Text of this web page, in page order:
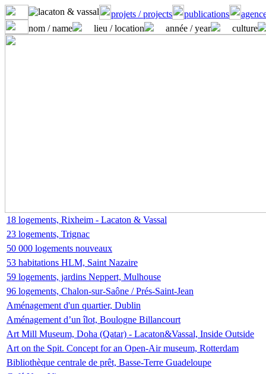
projets / projects publications
nom / name
lieu / location année / year culture
18 logements, Rixheim - Lacaton & Vassal
23 logements, Trignac
50 000 logements nouveaux
53 habitations HLM, Saint Nazaire
59 logements, jardins Neppert, Mulhouse
96 logements, Chalon-sur-Saône / Prés-Saint-Jean
Aménagement d'un quartier, Dublin
Aménagement d’un îlot, Boulogne Billancourt
Art Mill Museum, Doha (Qatar) - Lacaton&Vassal, Inside Outside
Art on the Spit. Concept for an Open-Air museum, Rotterdam
Bibliothèque centrale de prêt, Basse-Terre Guadeloupe